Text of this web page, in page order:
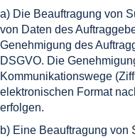
a) Die Beauftragung von
von Daten des
Genehmigung des
DSGVO. Die
Kommunikationswege
elektronischen Format
erfolgen.
b) Eine Beauftragung von